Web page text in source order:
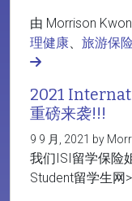
由 Morrison
理健康、 旅游保险
2021
重磅来袭!!!
9 9 月, 2021 by
我们ISI留学保险
Student留学生网